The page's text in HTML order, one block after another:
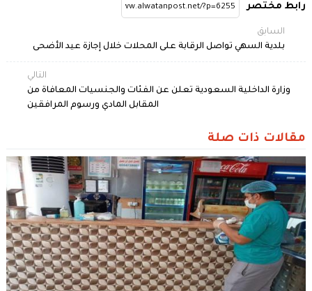
رابط مختصر
السابق
بلدية السهي تواصل الرقابة على المحلات خلال إجازة عيد الأضحى
التالي
وزارة الداخلية السعودية تعلن عن الفئات والجنسيات المعافاة من
المقابل المادي ورسوم المرافقين
مقالات ذات صلة